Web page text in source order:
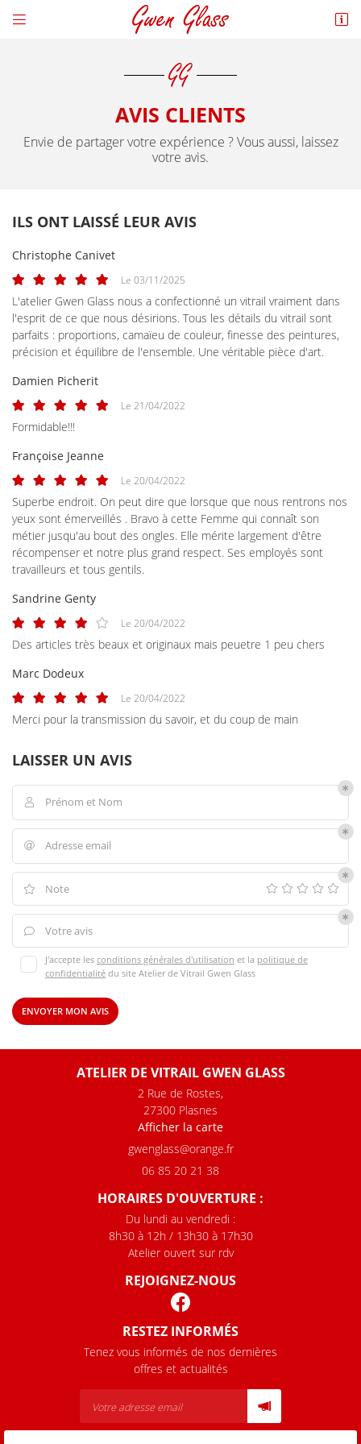

GALERIE
ACTUALITÉS
CONTACT

RESTEZ
REJOIGNEZ-
En cochant cette case, vous consentez à recevoir nos propositions commerciales à
l'adresse email indiqué ci-dessus. Vous pouvez vous désinscrire à tout moment en
utilisantle formulaire de désinscription.
INSCRIPTION
AVIS CLIENTS
Envie de partager votre expérience ? Vous aussi, laissez
votre avis.
ILS ONT LAISSÉ LEUR AVIS
Christophe Canivet
Le 03/11/2025
L'atelier Gwen Glass nous a confectionné un vitrail vraiment dans
l'esprit de ce que nous désirions. Tous les détails du vitrail sont
parfaits : proportions, camaïeu de couleur, finesse des peintures,
précision et équilibre de l'ensemble. Une véritable pièce d'art.
Damien Picherit
Le 21/04/2022
Formidable!!!
Françoise Jeanne
Le 20/04/2022
Superbe endroit. On peut dire que lorsque que nous rentrons nos
yeux sont émerveillés . Bravo à cette Femme qui connaît son
métier jusqu'au bout des ongles. Elle mérite largement d'être
récompenser et notre plus grand respect. Ses employés sont
travailleurs et tous gentils.
Sandrine Genty
Le 20/04/2022
Des articles très beaux et originaux mais peuetre 1 peu chers
Marc Dodeux
Le 20/04/2022
Merci pour la transmission du savoir, et du coup de main
LAISSER UN AVIS
 Prénom et Nom
 Adresse email
 Note
 Votre avis
J'accepte les conditions générales d'utilisation et la politique de
confidentialité du site Atelier de Vitrail Gwen Glass
ENVOYER MON AVIS
ATELIER DE VITRAIL GWEN GLASS
2 Rue de Rostes,
27300 Plasnes
Afficher la carte
06 85 20 21 38
HORAIRES D'OUVERTURE :
Du lundi au vendredi :
8h30 à 12h / 13h30 à 17h30
Atelier ouvert sur rdv
REJOIGNEZ-NOUS
RESTEZ INFORMÉS
Tenez vous informés de nos dernières
offres et actualités